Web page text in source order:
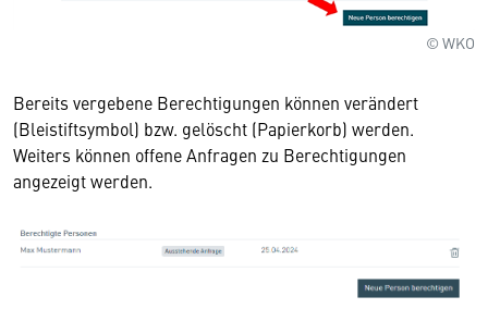
© WKO
Bereits vergebene Berechtigungen können verändert
(Bleistiftsymbol) bzw. gelöscht (Papierkorb) werden.
Weiters können offene Anfragen zu Berechtigungen
angezeigt werden.